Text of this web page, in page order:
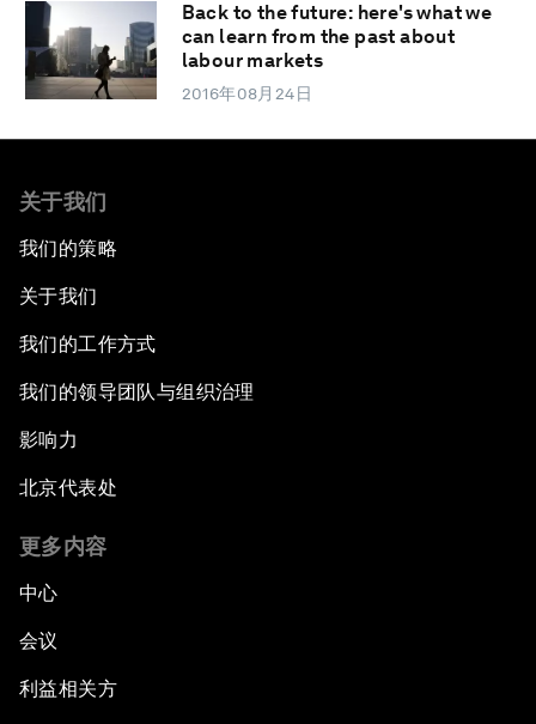
Back to the future: here's what we
can learn from the past about
labour markets
2016年08月24日
关于我们
我们的策略
关于我们
我们的工作方式
我们的领导团队与组织治理
影响力
北京代表处
更多内容
中心
会议
利益相关方